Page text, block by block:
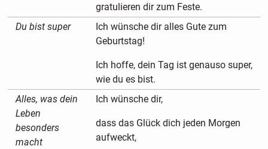
gratulieren dir zum Feste.
Du bist super
Ich wünsche dir alles Gute zum
Geburtstag!
Ich hoffe, dein Tag ist genauso super,
wie du es bist.
Alles, was dein
Leben
besonders
macht
Ich wünsche dir,
dass das Glück dich jeden Morgen
aufweckt,